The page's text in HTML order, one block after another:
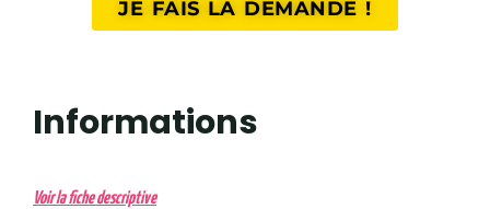
JE FAIS LA DEMANDE !
Informations
Voir la fiche descriptive